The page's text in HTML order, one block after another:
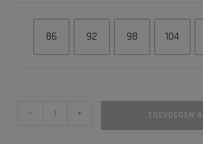
86 92 98 104
- + TOEVOEGEN